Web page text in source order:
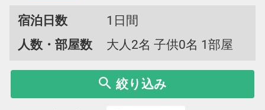
贅沢、新感覚の和の温泉、開放感あふれる露天風
呂など、お客様のステイにあわせて、名湯を心ゆ
宿泊日数
1日間
人数・部屋数
大人2名 子供0名 1部屋
絞り込み